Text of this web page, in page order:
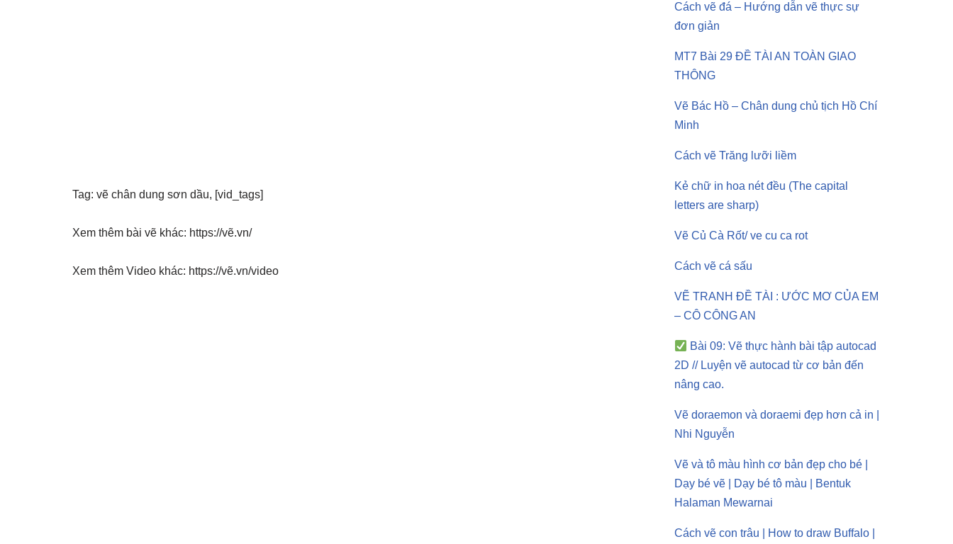
Tag: vẽ chân dung sơn dầu, [vid_tags]
Xem thêm bài vẽ khác: https://vẽ.vn/
Xem thêm Video khác: https://vẽ.vn/video
Cách vẽ đá – Hướng dẫn vẽ thực sự
đơn giản
MT7 Bài 29 ĐỀ TÀI AN TOÀN GIAO
THÔNG
Vẽ Bác Hồ – Chân dung chủ tịch Hồ Chí
Minh
Cách vẽ Trăng lưỡi liềm
Kẻ chữ in hoa nét đều (The capital
letters are sharp)
Vẽ Củ Cà Rốt/ ve cu ca rot
Cách vẽ cá sấu
VẼ TRANH ĐỀ TÀI : ƯỚC MƠ CỦA EM
– CÔ CÔNG AN
Bài 09: Vẽ thực hành bài tập autocad
2D // Luyện vẽ autocad từ cơ bản đến
nâng cao.
Vẽ doraemon và doraemi đẹp hơn cả in |
Nhi Nguyễn
Vẽ và tô màu hình cơ bản đẹp cho bé |
Dạy bé vẽ | Dạy bé tô màu | Bentuk
Halaman Mewarnai
Cách vẽ con trâu | How to draw Buffalo |